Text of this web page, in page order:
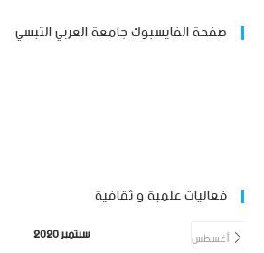
صفحة الفايسبوك جامعة العربي التبسي
فعاليات علمية و ثقافية
أغسطس سبتمبر 2020